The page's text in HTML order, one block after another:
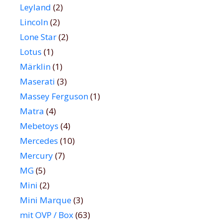
Leyland (2)
Lincoln(2)
Lone Star(2)
Lotus (1)
Märklin(1)
Maserati (3)
Massey Ferguson(1)
Matra (4)
Mebetoys (4)
Mercedes (10)
Mercury(7)
MG(5)
Mini (2)
Mini Marque(3)
mit OVP / Box(63)